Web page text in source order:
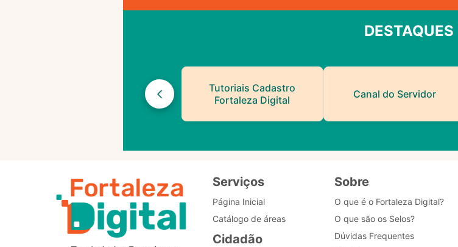
DESTAQUES
Tutoriais Cadastro
Fortaleza Digital
Canal do Servidor
Serviços
Página Inicial
Catálogo de áreas
Cidadão
Sobre
O que é o Fortaleza Digital?
O que são os Selos?
Dúvidas Frequentes